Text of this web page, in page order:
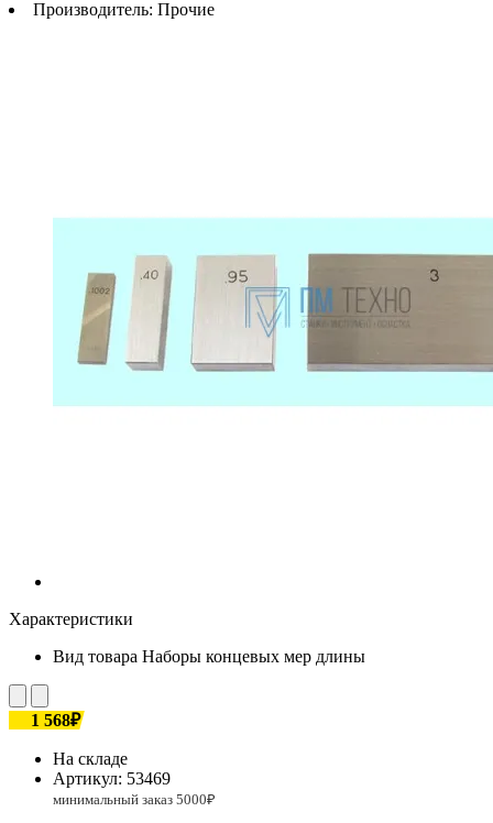
Производитель: Прочие
Характеристики
Вид товара Наборы концевых мер длины
1 568₽
На складе
Артикул: 53469